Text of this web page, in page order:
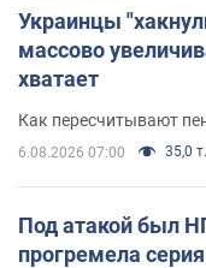
Украинцы
массово
хватает
Как пересчитывают
6.08.2026 07:00 35,0 т.
Под атакой был
прогремела